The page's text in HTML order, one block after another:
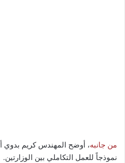
من جانبه، أوضح المهندس كريم بدوي
نموذجاً للعمل التكاملي بين الوزارتين.